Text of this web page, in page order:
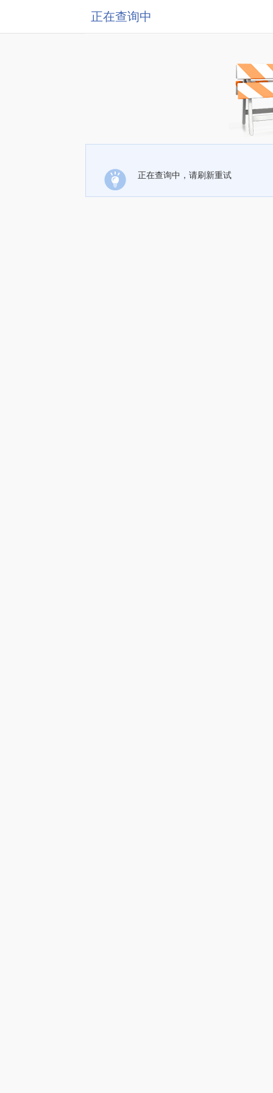
正在查询中
正在查询中，请刷新重试